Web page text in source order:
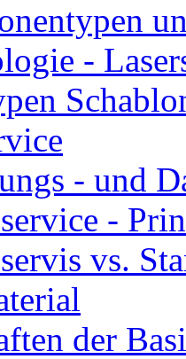
-
- und
-
vs.
der